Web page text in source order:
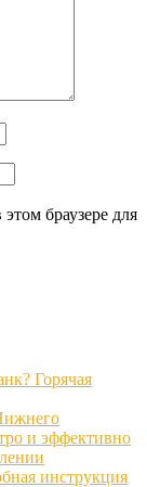
браузере для
Горячая
и эффективно
инструкция